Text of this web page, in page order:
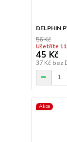
DELPHIN
56 Kč
Ušetříte 11
45 Kč
37 Kč bez
Akce